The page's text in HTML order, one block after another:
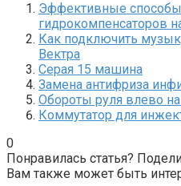
Эффективные
гидрокомпенсаторов
Как подключить
Вектра
Серая 15 машина
Замена антифриза
Обороты руля влево
Коммутатор для
0
Понравилась статья?
Вам также может быть